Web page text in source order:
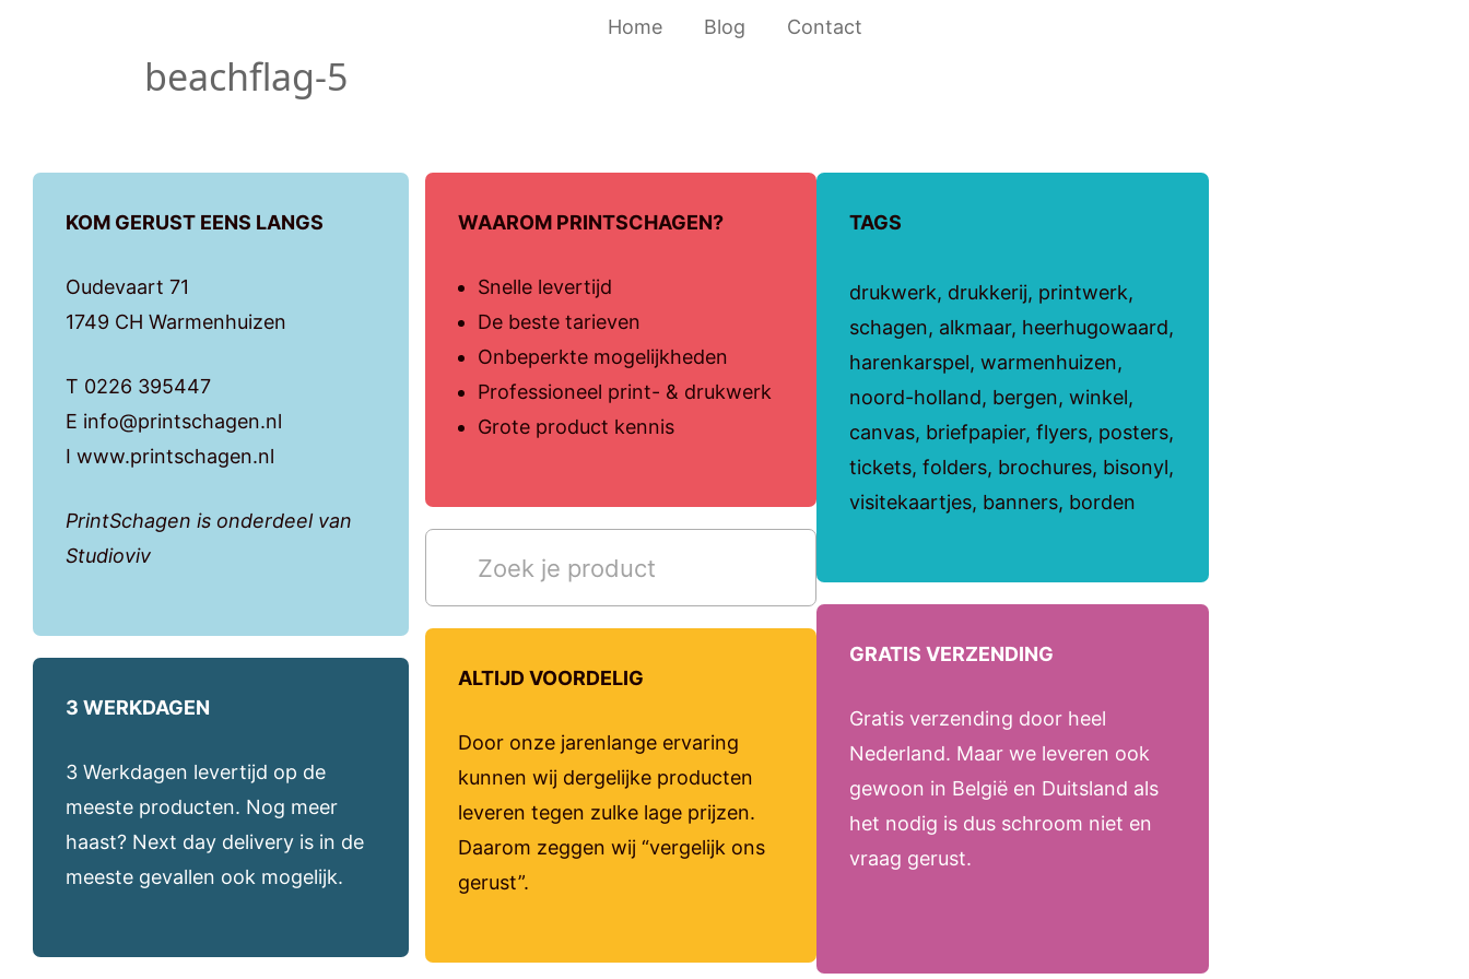
Home Blog Contact
beachflag-5
KOM GERUST EENS LANGS
Oudevaart 71
1749 CH Warmenhuizen
T 0226 395447
E info@printschagen.nl
I www.printschagen.nl
PrintSchagen is onderdeel van
Studioviv
3 WERKDAGEN
3 Werkdagen levertijd op de
meeste producten. Nog meer
haast? Next day delivery is in de
meeste gevallen ook mogelijk.
WAAROM PRINTSCHAGEN?
Snelle levertijd
De beste tarieven
Onbeperkte mogelijkheden
Professioneel print- & drukwerk
Grote product kennis
ALTIJD VOORDELIG
Door onze jarenlange ervaring
kunnen wij dergelijke producten
leveren tegen zulke lage prijzen.
Daarom zeggen wij “vergelijk ons
gerust”.
TAGS
drukwerk, drukkerij, printwerk,
schagen, alkmaar, heerhugowaard,
harenkarspel, warmenhuizen,
noord-holland, bergen, winkel,
canvas, briefpapier, flyers, posters,
tickets, folders, brochures, bisonyl,
visitekaartjes, banners, borden
GRATIS VERZENDING
Gratis verzending door heel
Nederland. Maar we leveren ook
gewoon in België en Duitsland als
het nodig is dus schroom niet en
vraag gerust.